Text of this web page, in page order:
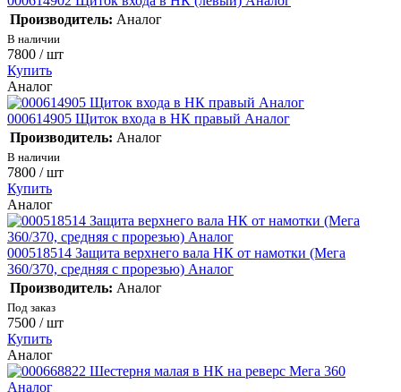
Производитель: Аналог
В наличии
7800 / шт
Купить
Аналог
000614905 Щиток входа в НК правый Аналог
Производитель: Аналог
В наличии
7800 / шт
Купить
Аналог
000518514 Защита верхнего вала НК от намотки (Мега
360/370, средняя с прорезью) Аналог
Производитель: Аналог
Под заказ
7500 / шт
Купить
Аналог